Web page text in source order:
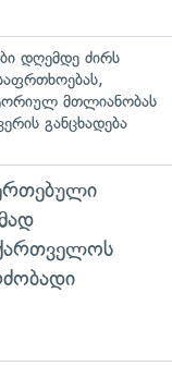
დღემდე ძირს
მთლიანობას
განცხადება